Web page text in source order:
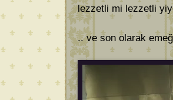
lezzetli mi lezzetli
.. ve son olarak